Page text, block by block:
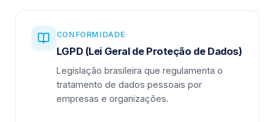
CONFORMIDADE
LGPD (Lei Geral de Proteção de Dados)
Legislação brasileira que regulamenta o
tratamento de dados pessoais por
empresas e organizações.